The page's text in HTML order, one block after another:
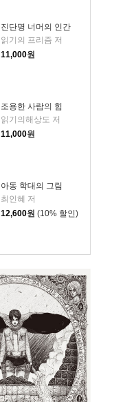
진단명 너머의 인간
읽기의 프리즘 저
11,000원
조용한 사람의 힘
읽기의해상도 저
11,000원
아동 학대의 그림
최인혜 저
12,600원 (10% 할인)